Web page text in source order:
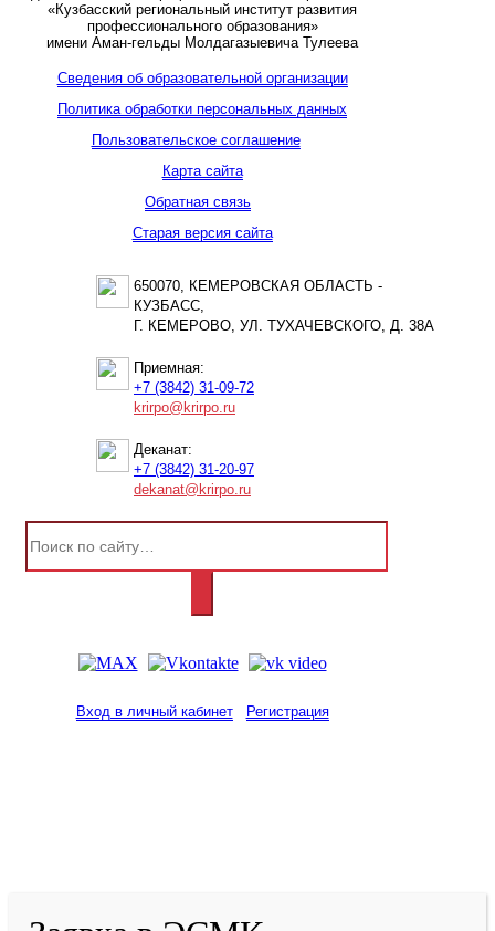
«Кузбасский региональный институт развития
профессионального образования»
имени Аман-гельды Молдагазыевича Тулеева
Сведения об образовательной организации
Политика обработки персональных данных
Пользовательское соглашение
Карта сайта
Обратная связь
Старая версия сайта
650070, КЕМЕРОВСКАЯ ОБЛАСТЬ -
КУЗБАСС,
Г. КЕМЕРОВО, УЛ. ТУХАЧЕВСКОГО, Д. 38А
Приемная:
+7 (3842) 31-09-72
krirpo@krirpo.ru
Деканат:
+7 (3842) 31-20-97
dekanat@krirpo.ru
Вход в личный кабинет Регистрация